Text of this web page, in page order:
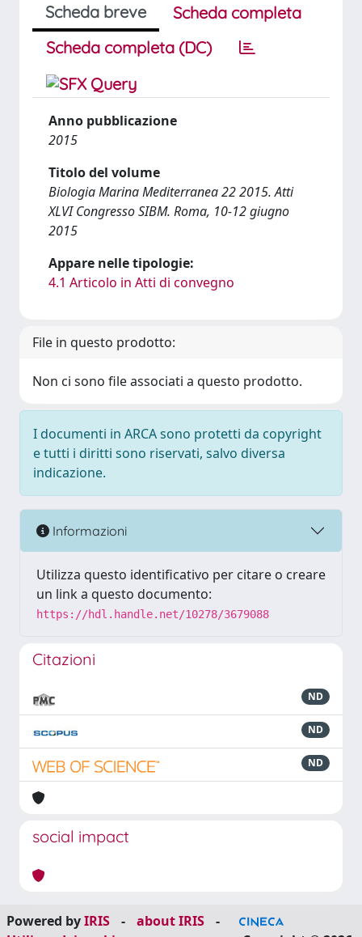
Scheda breve
Scheda completa
Scheda completa (DC)
Anno pubblicazione
2015
Titolo del volume
Biologia Marina Mediterranea 22 2015. Atti
XLVI Congresso SIBM. Roma, 10-12 giugno
2015
Appare nelle tipologie:
4.1 Articolo in Atti di convegno
File in questo prodotto:
Non ci sono file associati a questo prodotto.
I documenti in ARCA sono protetti da copyright
e tutti i diritti sono riservati, salvo diversa
indicazione.
Informazioni
Utilizza questo identificativo per citare o creare
un link a questo documento:
https://hdl.handle.net/10278/3679088
Citazioni
ND
ND
ND
social impact
Powered byIRIS - about IRIS
-